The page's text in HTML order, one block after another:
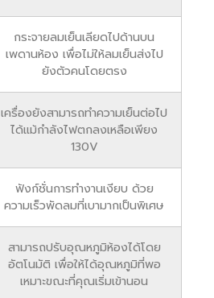
กระจายลมเย็นเลียดไปด้านบน
เพดานห้อง เพื่อไม่ให้ลมเย็นส่งไป
ยังตัวคนโดยตรง
เครื่องยังสามารถทำความเย็นต่อไป
ได้แม้กำลังไฟตกลงเหลือเพียง
130V
ฟังก์ชั่นการทำงานเงียบ ด้วย
ความเร็วพัดลมที่เบามากเป็นพิเศษ
สามารถปรับอุณหภูมิห้องได้โดย
อัตโนมัติ เพื่อให้ได้อุณหภูมิที่พอ
เหมาะขณะที่คุณเริ่มเข้านอน